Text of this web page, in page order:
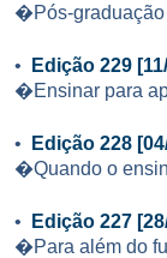
�Pós-
• Edição 229
�Ensinar para
• Edição 228
�Quando o
• Edição 227
�Para além do